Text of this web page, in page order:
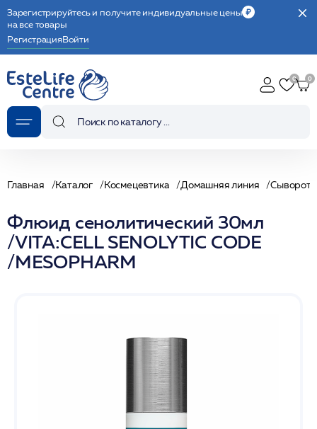
Зарегистрируйтесь и получите индивидуальные цены
на все товары
РегистрацияВойти
Главная Каталог Космецевтика Домашняя линия
Флюид сенолитический 30мл
/VITA:CELL SENOLYTIC CODE
/MESOPHARM